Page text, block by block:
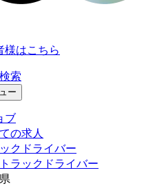
様はこちら
索
ー
ブ
の求人
ックドライバー
ラックドライバー